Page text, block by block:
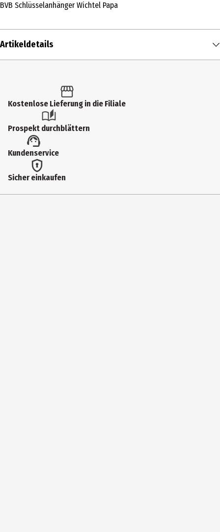
BVB Schlüsselanhänger Wichtel Papa
Artikeldetails
Produkttyp
Schlüsselanhänger
Materialdetails
Metall, Polyester
Kostenlose Lieferung in die Filiale
Prospekt durchblättern
Kundenservice
Sicher einkaufen